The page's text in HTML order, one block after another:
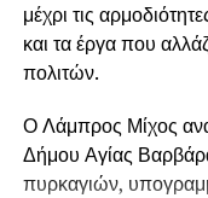
μέχρι τις
και τα έργα που
πολιτών.
Ο Λάμπρος Μίχος
Δήμου Αγίας
πυρκαγιών,